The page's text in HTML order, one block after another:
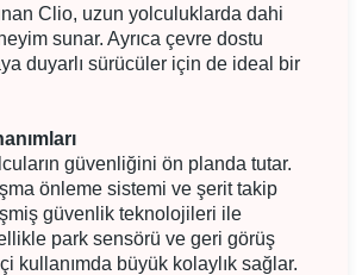
Clio, uzun yolculuklarda dahi
sunar. Ayrıca çevre dostu
duyarlı sürücüler için de ideal bir
güvenliğini ön planda tutar.
önleme sistemi ve şerit takip
güvenlik teknolojileri ile
park sensörü ve geri görüş
kullanımda büyük kolaylık sağlar.